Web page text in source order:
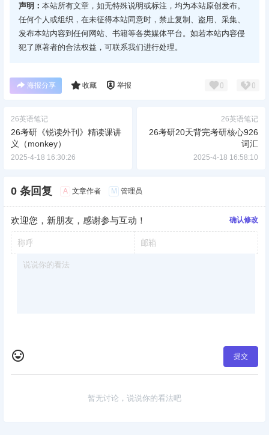
声明： 本站所有文章，如无特殊说明或标注，均为本站原创发布。
任何个人或组织，在未征得本站同意时，禁止复制、盗用、采集、
发布本站内容到任何网站、书籍等各类媒体平台。如若本站内容侵
犯了原著者的合法权益，可联系我们进行处理。
海报分享 收藏 举报 0 0
26英语笔记
26考研《锐读外刊》精读课讲
义（monkey）
2025-4-18 16:30:26
26英语笔记
26考研20天背完考研核心926
词汇
2025-4-18 16:58:10
0 条回复 A 文章作者 M 管理员
欢迎您，新朋友，感谢参与互动！ 确认修改
提交
暂无讨论，说说你的看法吧